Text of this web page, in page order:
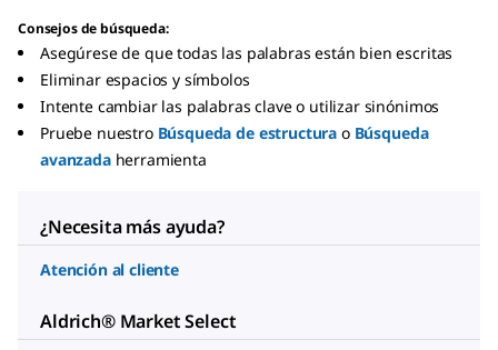
Consejos de búsqueda:
Asegúrese de que todas las palabras están bien escritas
Eliminar espacios y símbolos
Intente cambiar las palabras clave o utilizar sinónimos
Pruebe nuestro Búsqueda de estructura o Búsqueda
avanzada herramienta
¿Necesita más ayuda?
Atención al cliente
Aldrich® Market Select